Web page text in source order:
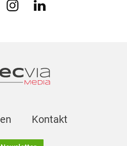
Kontakt